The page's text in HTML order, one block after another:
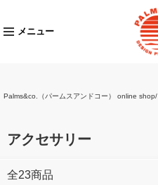
メニュー
Palms&co.（パームスアンドコー） online
アクセサリー
全23商品